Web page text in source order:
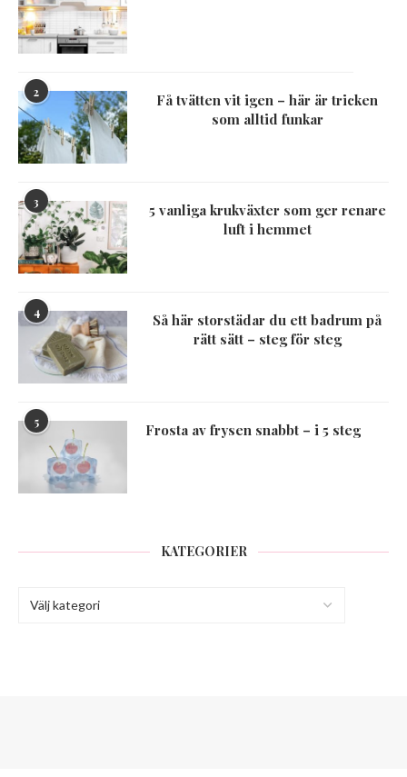
2
Få tvätten vit igen – här är tricken
som alltid funkar
3
5 vanliga krukväxter som ger renare
luft i hemmet
4
Så här storstädar du ett badrum på
rätt sätt – steg för steg
5 Frosta av frysen snabbt – i 5 steg
KATEGORIER